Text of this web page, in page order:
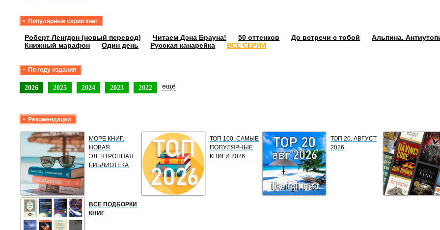
Популярные серии книг
Роберт Ленгдон (новый перевод) Читаем Дэна Брауна! 50 оттенков До встречи с тобой
Альпина.
Книжный марафон
Один день Русская канарейка ВСЕ СЕРИИ
По году издания
2026 2025 2024 2023 2022 ещё
Рекомендации
МОРЕ КНИГ.
НОВАЯ
ЭЛЕКТРОННАЯ
БИБЛИОТЕКА
ТОП 100. САМЫЕ
ПОПУЛЯРНЫЕ
КНИГИ 2026
ТОП 20. АВГУСТ
2026
ВСЕ ПОДБОРКИ
КНИГ